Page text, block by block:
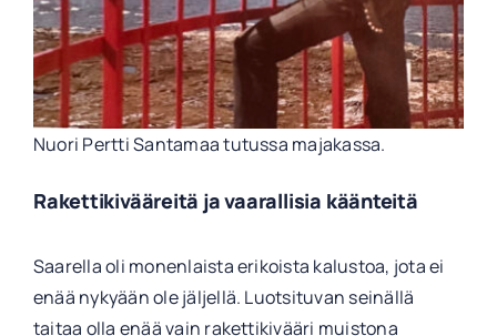
Nuori Pertti Santamaa tutussa majakassa.
Rakettikivääreitä ja vaarallisia käänteitä
Saarella oli monenlaista erikoista kalustoa, jota ei
enää nykyään ole jäljellä. Luotsituvan seinällä
taitaa olla enää vain rakettikivääri muistona